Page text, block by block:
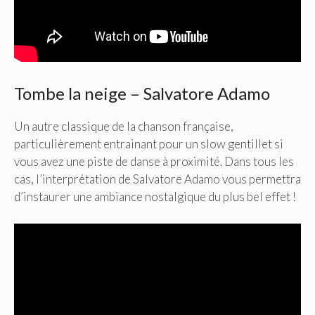
Tombe la neige – Salvatore Adamo
Un autre classique de la chanson française,
particulièrement entrainant pour un slow gentillet si
vous avez une piste de danse à proximité. Dans tous les
cas, l’interprétation de Salvatore Adamo vous permettra
d’instaurer une ambiance nostalgique du plus bel effet !